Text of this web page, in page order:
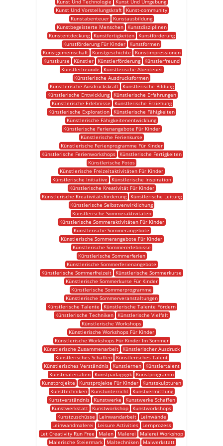
Kunst Und Technologie
Kunst Und Umgebung
Kunst Und Vorstellungskraft
Kunst-community
Kunstabenteuer
Kunstausbildung
Kunstbegeisterte Menschen
Kunstdisziplinen
Kunstentdeckung
Kunstfertigkeiten
Kunstförderung
Kunstförderung Für Kinder
Kunstformen
Kunstgemeinschaft
Kunstgeschichte
Kunstimpressionen
Kunstkurse
Künstler Künstlerförderung
Künstlerfreund
Künstlerfreunde
Künstlerische Abenteuer
Künstlerische Ausdrucksformen
Künstlerische Ausdruckskraft
Künstlerische Bildung
Künstlerische Entwicklung
Künstlerische Erfahrungen
Künstlerische Erlebnisse
Künstlerische Erziehung
Künstlerische Exploration
Künstlerische Fähigkeiten
Künstlerische Fähigkeitenentwicklung
Künstlerische Ferienangebote Für Kinder
Künstlerische Ferienkurse
Künstlerische Ferienprogramme Für Kinder
Künstlerische Ferienworkshops
Künstlerische Fertigkeiten
Künstlerische Fotos
Künstlerische Freizeitaktivitäten Für Kinder
Künstlerische Initiative
Künstlerische Inspiration
Künstlerische Kreativität Für Kinder
Künstlerische Kreativitätsförderung
Künstlerische Leitung
Künstlerische Selbstverwirklichung
Künstlerische Sommeraktivitäten
Künstlerische Sommeraktivitäten Für Kinder
Künstlerische Sommerangebote
Künstlerische Sommerangebote Für Kinder
Künstlerische Sommererlebnisse
Künstlerische Sommerferien
Künstlerische Sommerferienangebote
Künstlerische Sommerfreizeit
Künstlerische Sommerkurse
Künstlerische Sommerkurse Für Kinder
Künstlerische Sommerprogramme
Künstlerische Sommerveranstaltungen
Künstlerische Talente
Künstlerische Talente Fördern
Künstlerische Techniken
Künstlerische Vielfalt
Künstlerische Workshops
Künstlerische Workshops Für Kinder
Künstlerische Workshops Für Kinder Im Sommer
Künstlerische Zusammenarbeit
Künstlerischer Ausdruck
Künstlerisches Schaffen
Künstlerisches Talent
Künstlerisches Verständnis
Kunstlernen
Künstlertalent
Kunstmaterialien
Kunstpädagogik
Kunstprogramm
Kunstprojekte
Kunstprojekte Für Kinder
Kunstskulpturen
Kunsttechniken
Kunstunterricht
Kunstvermittlung
Kunstverständnis
Kunstwerke
Kunstwerke Schaffen
Kunstwerkstatt
Kunstworkshop
Kunstworkshops
Kunstzuschüsse
Leinwandarbeit
Leinwände
Leinwandmalerei
Leisure Activities
Lernprozess
Let Creativity Run Free
Malen Malerei
Malerei Workshop
Malerische Steiermark
Maltechniken
Malwerkstatt